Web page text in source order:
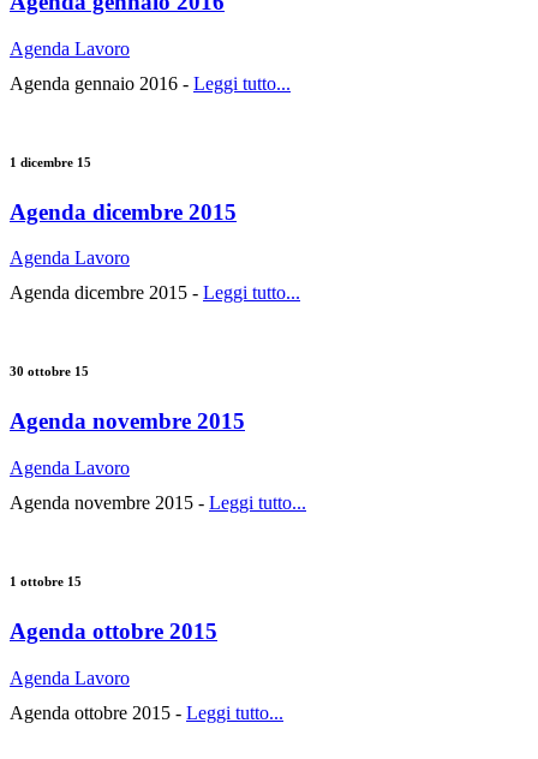
Agenda Lavoro
Agenda gennaio 2016 - Leggi tutto...
1 dicembre 15
Agenda dicembre 2015
Agenda Lavoro
Agenda dicembre 2015 - Leggi tutto...
30 ottobre 15
Agenda novembre 2015
Agenda Lavoro
Agenda novembre 2015 - Leggi tutto...
1 ottobre 15
Agenda ottobre 2015
Agenda Lavoro
Agenda ottobre 2015 - Leggi tutto...